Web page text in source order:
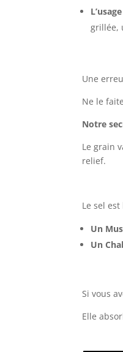
grillée,
Une
Ne le
Notre
Le grain
relief.
Le sel
Un
Un
Si vous
Elle